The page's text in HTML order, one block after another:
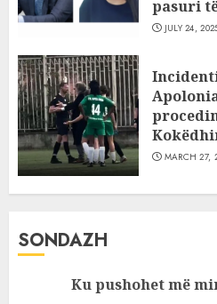
pasuri
JULY 24,
MARCH 27,
SONDAZH
Ku pushohet më